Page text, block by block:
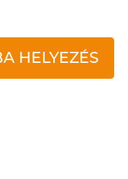
HELYEZÉS